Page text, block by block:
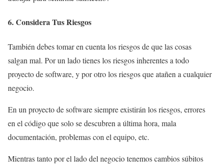
6. Considera Tus Riesgos
También debes tomar en cuenta los riesgos de que las cosas
salgan mal. Por un lado tienes los riesgos inherentes a todo
proyecto de software, y por otro los riesgos que atañen a cualquier
negocio.
En un proyecto de software siempre existirán los riesgos, errores
en el código que solo se descubren a última hora, mala
documentación, problemas con el equipo, etc.
Mientras tanto por el lado del negocio tenemos cambios súbitos